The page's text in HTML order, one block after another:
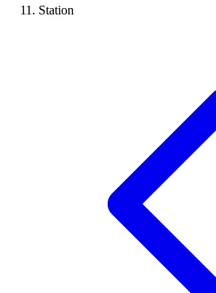
Station